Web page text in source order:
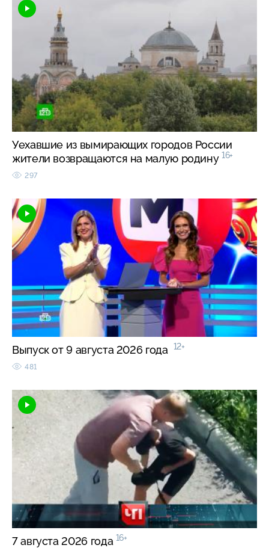
Уехавшие из вымирающих городов России
жители возвращаются на малую родину 16+
297
Выпуск от 9 августа 2026 года 12+
481
7 августа 2026 года 16+